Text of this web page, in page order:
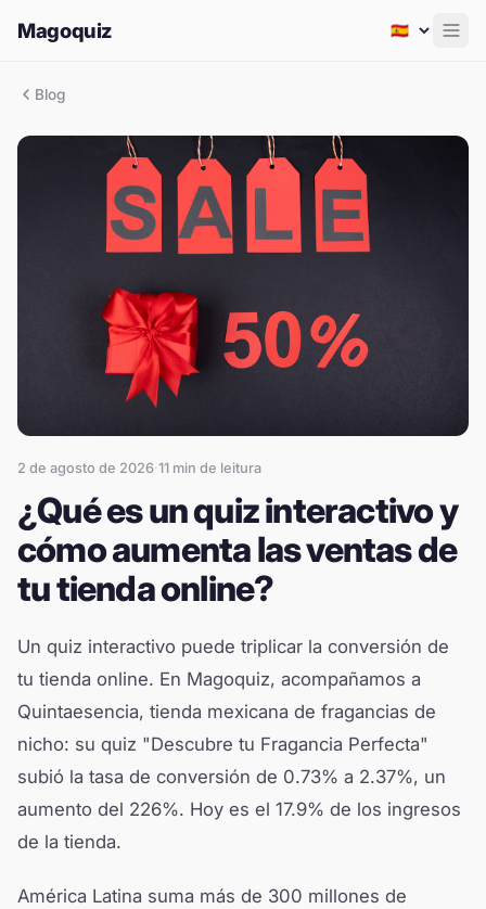
Magoquiz
Blog
2 de agosto de 2026·11 min de leitura
¿Qué es un quiz interactivo y
cómo aumenta las ventas de
tu tienda online?
Un quiz interactivo puede triplicar la conversión de
tu tienda online. En Magoquiz, acompañamos a
Quintaesencia, tienda mexicana de fragancias de
nicho: su quiz "Descubre tu Fragancia Perfecta"
subió la tasa de conversión de 0.73% a 2.37%, un
aumento del 226%. Hoy es el 17.9% de los ingresos
de la tienda.
América Latina suma más de 300 millones de